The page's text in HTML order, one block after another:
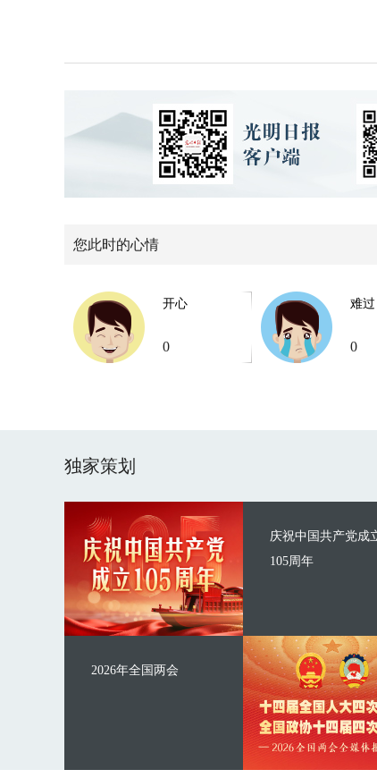
您此时的心情
开心
0
难过
0
独家策划
庆祝中国共产党成
105周年
2026年全国两会